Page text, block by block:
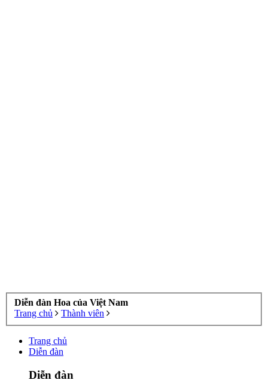
Diễn đàn Hoa của Việt Nam
Trang chủ
Thành viên
Trang chủ
Diễn đàn
Diễn đàn